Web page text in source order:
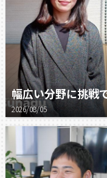
2026/08/05